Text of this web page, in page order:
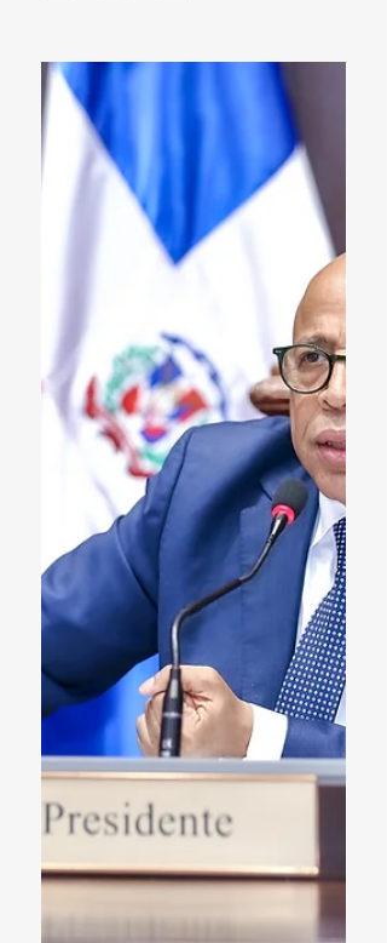
Diputados, Alfredo
Pacheco, junto...
proyecto de ley
del Presupuesto
General...